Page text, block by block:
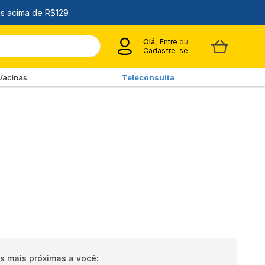
Olá, Entre ou
Cadastre-se
Teleconsulta
mais próximas a você: